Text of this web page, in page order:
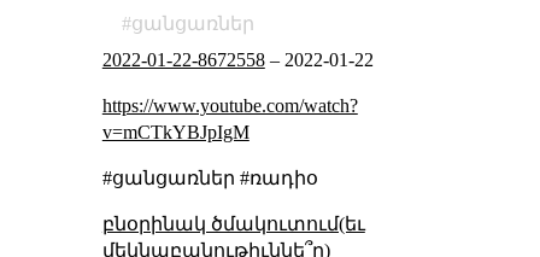
ցանցառներ
2022-01-22-8672558– 2022-01-22
https://www.youtube.com/watch?
v=mCTkYBJpIgM
#ցանցառներ #ռադիօ
բնօրինակ ծմակուտում(եւ
մեկնաբանութիւննե՞ր)